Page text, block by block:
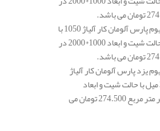
قیمت ورق آلومینیوم پارس آلومان کار آلیاژ 1050 با
ضخامت 2 میل با حالت شیت و ابعاد 1000*2000 در
یزد پارس آلومان کار آلیاژ
1050 با ضخامت 3 میل با حالت شیت و ابعاد
1000*2000 در هر متر مربع 274.500 تومان می